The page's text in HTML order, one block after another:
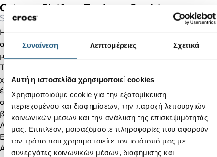
Συναίνεση Λεπτομέρειες Σχετικά
Αυτή η ιστοσελίδα χρησιμοποιεί cookies
Χρησιμοποιούμε cookie για την εξατομίκευση
περιεχομένου και διαφημίσεων, την παροχή λειτουργιών
κοινωνικών μέσων και την ανάλυση της επισκεψιμότητάς
μας. Επιπλέον, μοιραζόμαστε πληροφορίες που αφορούν
τον τρόπο που χρησιμοποιείτε τον ιστότοπό μας με
συνεργάτες κοινωνικών μέσων, διαφήμισης και
Getaway Platform Toe Loop-Sandstone
Sandals
Η συλλογή Crocs Getaway με τη νέα Free Feel Technology™
αποτελεί την πιο εξελιγμένη καινοτομία άνεσης που έχουμε
μέχρι σήμερα. Το απαλό, ευέλικτο επάνω μέρος με Free Feel
Technology™ αγκαλιάζει το πόδι σας και κινείται μαζί σας
χωρίς περιορισμούς. Συνδυάζοντας ύψος και στυλ, θα έχετε
ένα σανδάλι για κάθε περίσταση και όλες τις αποδράσεις
σας! Μόλις το δοκιμάσετε, δεν θα θέλετε ποτέ να τα
βγάλετε.
Λεπτομέρειες προϊόντος:
Επάνω μέρος "Feels like Nothing at All" Free Feel Technology™
Απίστευτα ελαφρύ για όλη την ημέρα